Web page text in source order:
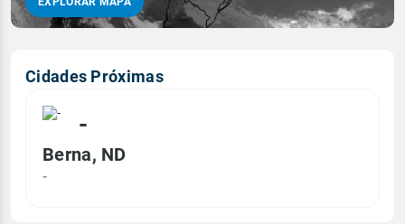
Cidades Próximas
-
Berna, ND
-